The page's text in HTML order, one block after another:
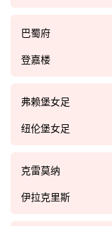
巴蜀府
登嘉楼
弗赖堡女足
纽伦堡女足
克雷莫纳
伊拉克里斯